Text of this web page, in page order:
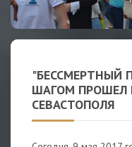
"БЕССМЕРТНЫЙ
ШАГОМ ПРОШЕЛ
СЕВАСТОПОЛЯ